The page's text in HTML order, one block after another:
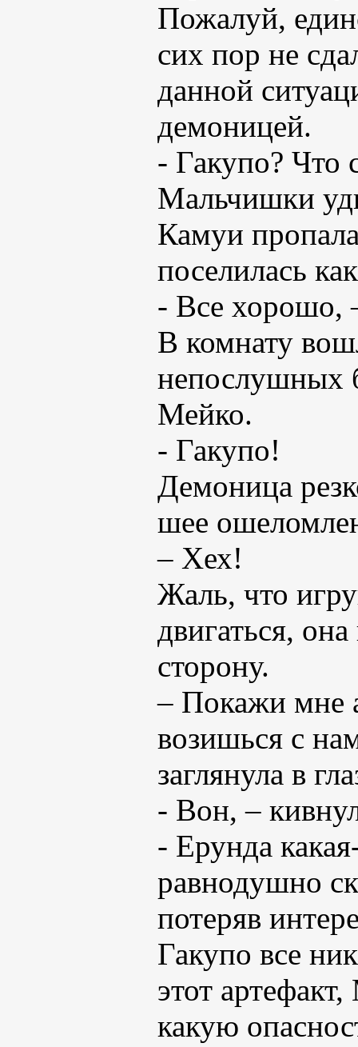
Пожалуй,
сих пор не
данной
демоницей.
- Гакупо? Что
Мальчишки
Камуи
поселилась
- Все хорошо,
В комнату
непослушных
Мейко.
- Гакупо!
Демоница
шее
– Хех!
Жаль, что
двигаться,
сторону.
– Покажи мне
возишься с
заглянула в
- Вон, –
- Ерунда
равнодушно
потеряв
Гакупо все
этот
какую